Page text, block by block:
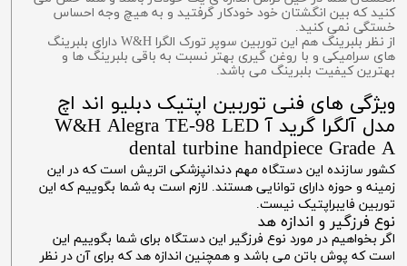
کنید که بین انگشتان خود خودکار گرفتید و به هیچ وجه احساس
خستگی نمی کنید.
از نظر بلبرینگ هم این توربین سوپر تورک الگرا W&H دارای بلبرینگ
های سرامیکی و با روغن گیری بهتر نسبت به باقی بلبرینگ ها و
بهترین کیفیت بلبرینگ می باشد.
ویژگی های فنی توربین اپتیک دبلیو اند اچ
مدل آلگرا گرید آ W&H Alegra TE-98 LED
dental turbine handpiece Grade A
کشور سازنده این دستگاه مهم دندانپزشکی اتریش است که در این
زمینه و حوزه دارای توانایی هستند. لازم است به شما بگوییم که این
توربین فایبراپتیک نیست.
نوع فرزگیر و اندازه هد
اگر بخواهیم در مورد نوع فرزگیر این دستگاه برای شما بگوییم این
است که پوش باتن می باشد و همچنین اندازه هد که برای آن در نظر